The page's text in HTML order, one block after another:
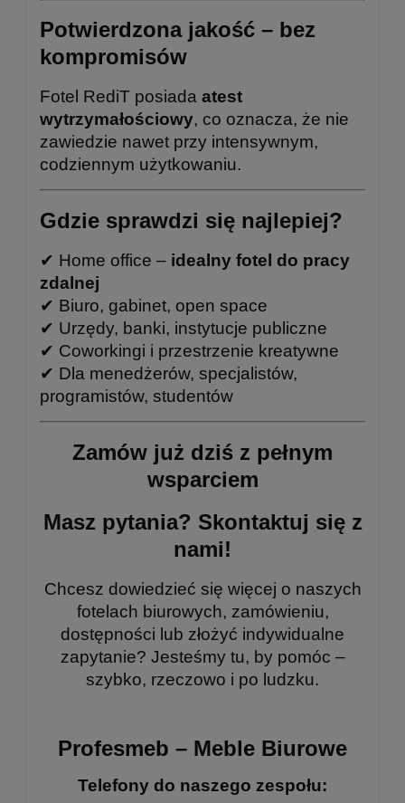
Potwierdzona jakość – bez
kompromisów
Fotel RediT posiada atest
wytrzymałościowy, co oznacza, że nie
zawiedzie nawet przy intensywnym,
codziennym użytkowaniu.
Gdzie sprawdzi się najlepiej?
✔ Home office – idealny fotel do pracy
zdalnej
✔ Biuro, gabinet, open space
✔ Urzędy, banki, instytucje publiczne
✔ Coworkingi i przestrzenie kreatywne
✔ Dla menedżerów, specjalistów,
programistów, studentów
Zamów już dziś z pełnym
wsparciem
Masz pytania? Skontaktuj się z
nami!
Chcesz dowiedzieć się więcej o naszych
fotelach biurowych, zamówieniu,
dostępności lub złożyć indywidualne
zapytanie? Jesteśmy tu, by pomóc –
szybko, rzeczowo i po ludzku.
Profesmeb – Meble Biurowe
Telefony do naszego zespołu: